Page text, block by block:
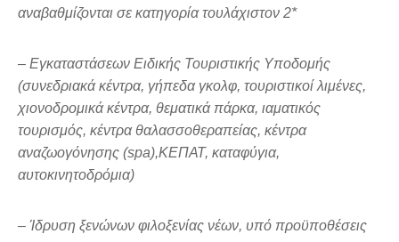
αναβαθμίζονται σε κατηγορία τουλάχιστον 2*
– Εγκαταστάσεων Ειδικής Τουριστικής Υποδομής
(συνεδριακά κέντρα, γήπεδα γκολφ, τουριστικοί λιμένες,
χιονοδρομικά κέντρα, θεματικά πάρκα, ιαματικός
τουρισμός, κέντρα θαλασσοθεραπείας, κέντρα
αναζωογόνησης (spa),ΚΕΠΑΤ, καταφύγια,
αυτοκινητοδρόμια)
– Ίδρυση ξενώνων φιλοξενίας νέων, υπό προϋποθέσεις